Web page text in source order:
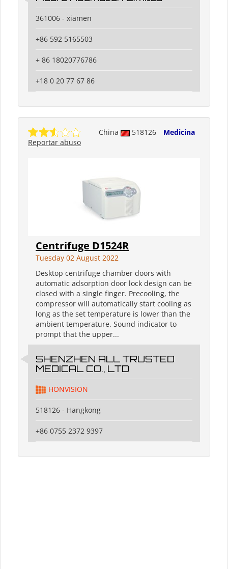
361006 - xiamen
+86 592 5165503
+ 86 18020776786
+18 0 20 77 67 86
China 518126
Medicina
Reportar abuso
Centrifuge D1524R
Tuesday 02 August 2022
Desktop centrifuge chamber doors with
automatic adsorption door lock design can be
closed with a single finger. Precooling, the
compressor will automatically start cooling as
long as the set temperature is lower than the
ambient temperature. Sound indicator to
prompt that the upper...
SHENZHEN ALL TRUSTED
MEDICAL CO., LTD
HONVISION
518126 - Hangkong
+86 0755 2372 9397